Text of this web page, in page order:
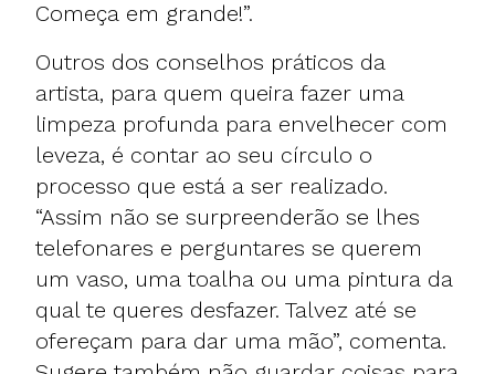
Começa em grande!”.
Outros dos conselhos práticos da
artista, para quem queira fazer uma
limpeza profunda para envelhecer com
leveza, é contar ao seu círculo o
processo que está a ser realizado.
“Assim não se surpreenderão se lhes
telefonares e perguntares se querem
um vaso, uma toalha ou uma pintura da
qual te queres desfazer. Talvez até se
ofereçam para dar uma mão”, comenta.